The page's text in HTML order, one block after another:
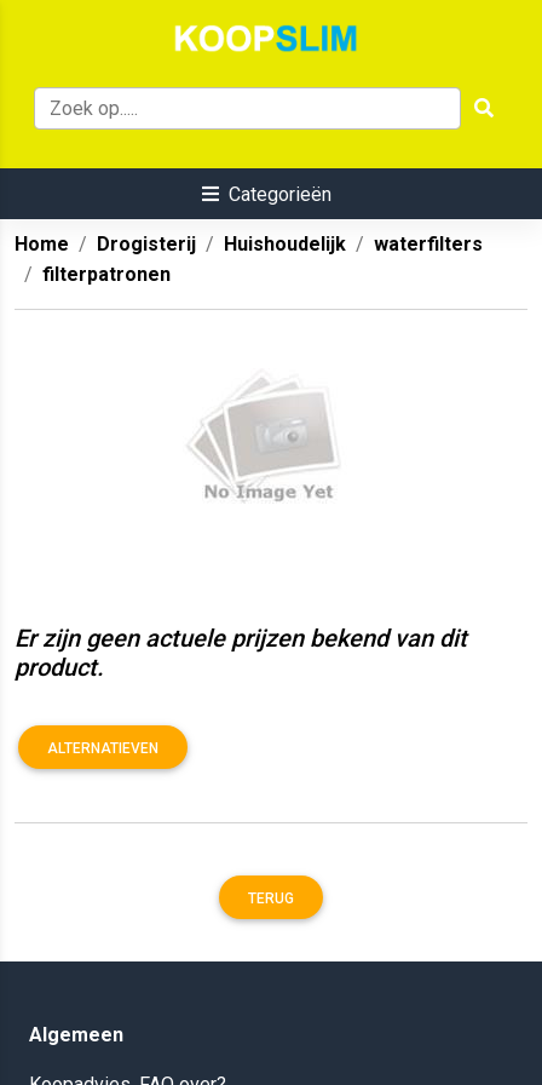
Categorieën
Home Drogisterij Huishoudelijk
waterfilters
filterpatronen
Er zijn geen actuele prijzen bekend van dit
product.
ALTERNATIEVEN
TERUG
Algemeen